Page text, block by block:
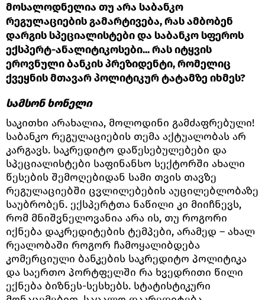
მოსალოდნელია თუ არა საბანკო
რეგულაციების გამარტივება, რას ამბობენ
დარგის სპეციალისტები და საბანკო სფეროს
ექსპერტ-ანალიტიკოსები... რას იტყვის
ეროვნული ბანკის პრეზიდენტი, რომელიც
ქვეყნის მთავარ პოლიტიკურ ტატამზე იხმეს?
სამსონ ხონელი
საკითხი არახალია, მოლოდინი გამძაფრებული!
საბანკო რეგულაციების თემა აქტუალობას არ
კარგავს. საკრედიტო დაწესებულებები და
სპეციალისტები საფინანსო სექტორში ახალი
წესების შემოღებიდან სამი თვის თავზე
რეგულაციებში ცვლილებების აუცილებლობაზე
საუბრობენ. ექსპერტთა ნაწილი კი მიიჩნევს,
რომ მნიშვნელოვანია არა ის, თუ როგორი
იქნება დაკრედიტების ტემპები, არამედ – ახალ
რეალობაში როგორ ჩამოყალიბდება
კომერციული ბანკების საკრედიტო პოლიტიკა
და საერთო პორტფელში რა ხვედრითი წილი
ექნება ბიზნეს-სესხებს. სტატისტიკური